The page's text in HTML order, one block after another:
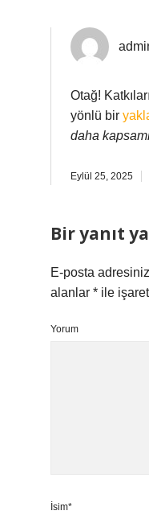
Otağ!
yönlü bir
daha
Eylül 25, 2025
Bir yanıt
E-posta
alanlar * ile
Yorum
İsim*